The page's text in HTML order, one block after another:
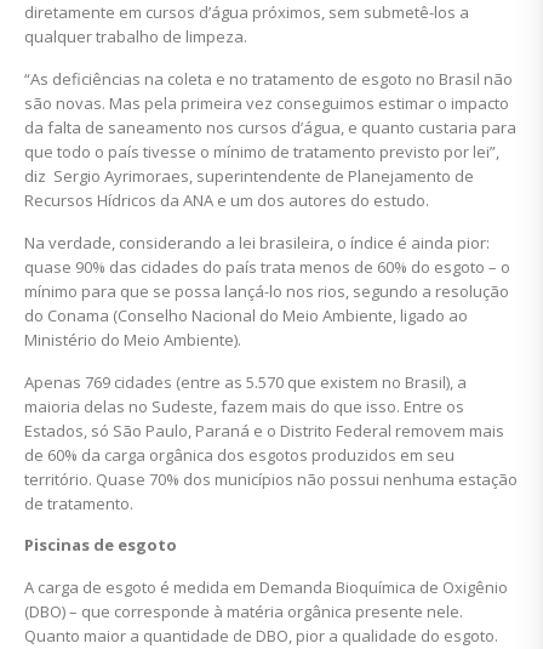
diretamente em cursos d’água próximos, sem submetê-los a
qualquer trabalho de limpeza.
“As deficiências na coleta e no tratamento de esgoto no Brasil não
são novas. Mas pela primeira vez conseguimos estimar o impacto
da falta de saneamento nos cursos d’água, e quanto custaria para
que todo o país tivesse o mínimo de tratamento previsto por lei”,
diz Sergio Ayrimoraes, superintendente de Planejamento de
Recursos Hídricos da ANA e um dos autores do estudo.
Na verdade, considerando a lei brasileira, o índice é ainda pior:
quase 90% das cidades do país trata menos de 60% do esgoto – o
mínimo para que se possa lançá-lo nos rios, segundo a resolução
do Conama (Conselho Nacional do Meio Ambiente, ligado ao
Ministério do Meio Ambiente).
Apenas 769 cidades (entre as 5.570 que existem no Brasil), a
maioria delas no Sudeste, fazem mais do que isso. Entre os
Estados, só São Paulo, Paraná e o Distrito Federal removem mais
de 60% da carga orgânica dos esgotos produzidos em seu
território. Quase 70% dos municípios não possui nenhuma estação
de tratamento.
Piscinas de esgoto
A carga de esgoto é medida em Demanda Bioquímica de Oxigênio
(DBO) – que corresponde à matéria orgânica presente nele.
Quanto maior a quantidade de DBO, pior a qualidade do esgoto.